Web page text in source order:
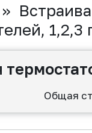
»
1,2,3
Общая